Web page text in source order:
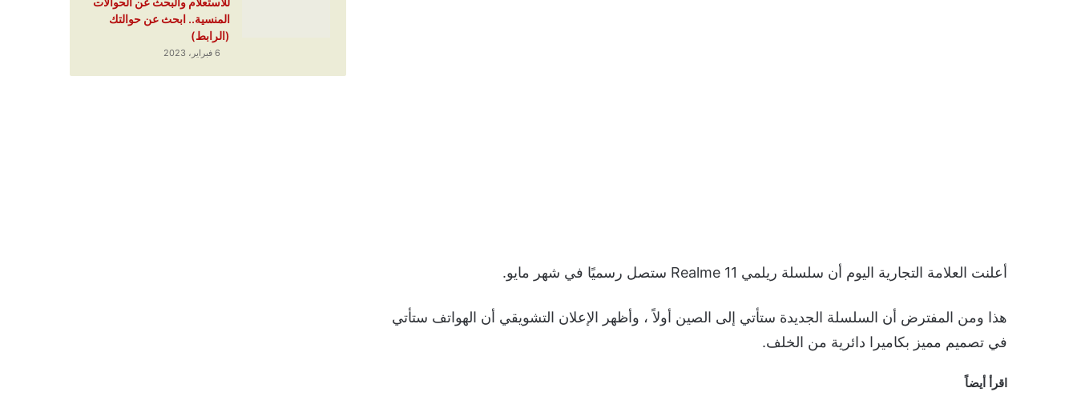
أعلنت العلامة التجارية اليوم أن سلسلة ريلمي Realme 11 ستصل رسميًا في شهر مايو.
هذا ومن المفترض أن السلسلة الجديدة ستأتي إلى الصين أولاً ، وأظهر الإعلان التشويقي أن الهواتف ستأتي
في تصميم مميز بكاميرا دائرية من الخلف.
اقرأ أيضاً
المنسية.. ابحث عن حوالتك
(الرابط)
6 فبراير، 2023